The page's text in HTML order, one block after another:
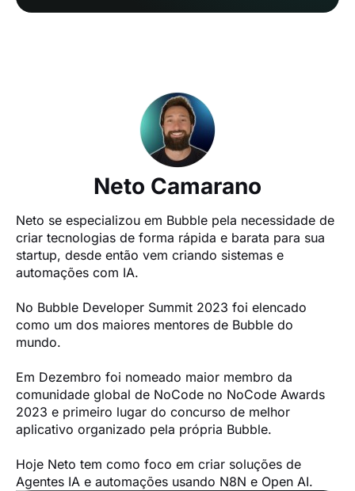
Neto Camarano
Neto se especializou em Bubble pela necessidade de
criar tecnologias de forma rápida e barata para sua
startup, desde então vem criando sistemas e
automações com IA.
No Bubble Developer Summit 2023 foi elencado
como um dos maiores mentores de Bubble do
mundo.
Em Dezembro foi nomeado maior membro da
comunidade global de NoCode no NoCode Awards
2023 e primeiro lugar do concurso de melhor
aplicativo organizado pela própria Bubble.
Hoje Neto tem como foco em criar soluções de
Agentes IA e automações usando N8N e Open AI.